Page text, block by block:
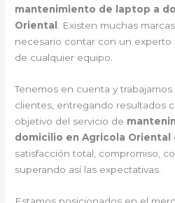
mantenimiento de laptop a
Oriental . Existen muchas
necesario contar con un
de cualquier equipo.
Tenemos en cuenta y
clientes, entregando resultados
objetivo del servicio de
domicilio en Agricola Oriental
satisfacción total, compromiso,
superando así las expectativas.